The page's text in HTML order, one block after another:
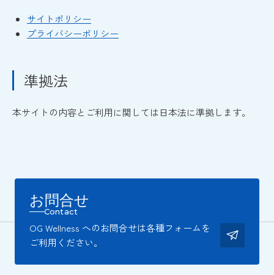
サイトポリシー
プライバシーポリシー
準拠法
本サイトの内容とご利用に関しては日本法に準拠します。
お問合せ
Contact
OG Wellness へのお問合せは各種フォームを
ご利用ください。